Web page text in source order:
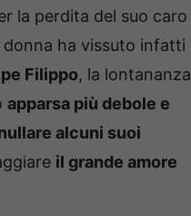
la perdita del suo caro
donna ha vissuto infatti
Filippo, la lontananza
apparsa più debole e
alcuni suoi
il grande amore